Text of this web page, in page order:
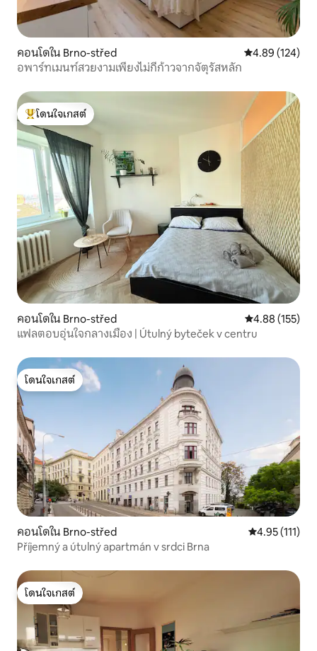
คอนโดใน Brno-střed คะแนนเฉลี่ย
4.89 (124)
อพาร์ทเมนท์สวยงามเพียงไม่กี่ก้าวจากจัตุรัสหลัก
โดนใจเกสต์ที่สุด
โดนใจเกสต์
คอนโดใน Brno-střed คะแนนเฉลี่ย
4.88 (155)
แฟลตอบอุ่นใจกลางเมือง | Útulný byteček v centru
โดนใจเกสต์
โดนใจเกสต์
คอนโดใน Brno-střed คะแนนเฉลี่ย
4.95 (111)
Příjemný a útulný apartmán v srdci Brna
โดนใจเกสต์
โดนใจเกสต์